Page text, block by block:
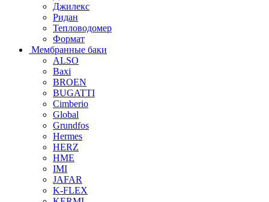
Джилекс
Ридан
Тепловодомер
Формат
Мембранные баки
ALSO
Baxi
BROEN
BUGATTI
Cimberio
Global
Grundfos
Hermes
HERZ
HME
IMI
JAFAR
K-FLEX